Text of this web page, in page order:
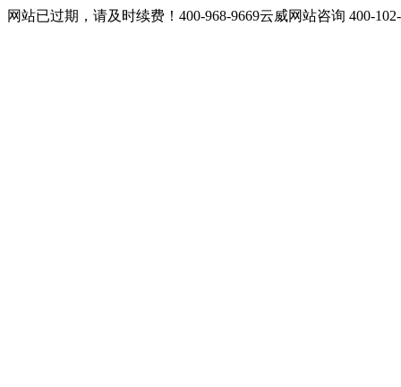
网站已过期，请及时续费！400-968-9669云威网站咨询 400-